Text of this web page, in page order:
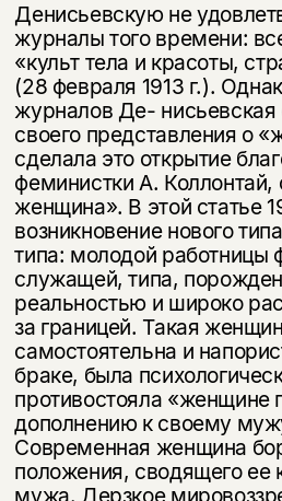
Денисьевскую не
журналы того времени:
«культ тела и красоты,
(28 февраля 1913 г.).
журналов Де- нисьевская
своего представления о
сделала это открытие
феминистки А. Коллонтай,
женщина». В этой статье
возникновение нового
типа: молодой работницы
служащей, типа,
реальностью и широко
за границей. Такая
самостоятельна и
браке, была
противостояла «женщине
дополнению к своему
Современная женщина
положения, сводящего ее
Подписка на
Раз в неделю мы
о книгах и событиях
За подписку дарим
скидку 15%
Я соглашаюсь сПолитикой
Этой книги
нет в
Вы можете подписаться
уведомления, и при
на склад получить
электронный адрес.
Я соглашаюсь сПолитикой
Эта книга
не
Скажите, пожалуйста,
вам уже исполнилось 18